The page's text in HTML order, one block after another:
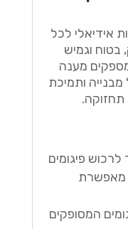
אידיאלי לכל
בטוח וגמיש
מענה
ותמיכת
תחזוקה.
לרכוש פיגומים
מאפשרת
המסופקים